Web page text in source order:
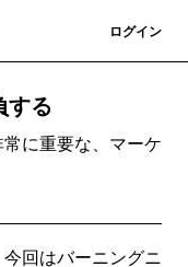
ログイン
する
に重要な、マーケ
回はバーニングニ